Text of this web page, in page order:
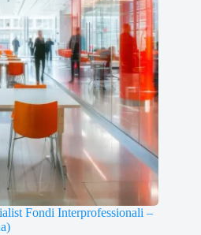
Fondi Interprofessionali –